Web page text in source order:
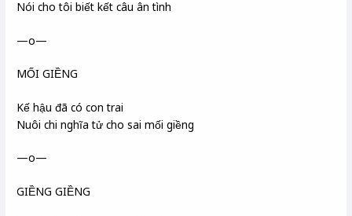
Nói cho tôi biết kết câu ân tình
—o—
MỐI GIỀNG
Kế hậu đã có con trai
Nuôi chi nghĩa tử cho sai mối giềng
—o—
GIỀNG GIỀNG